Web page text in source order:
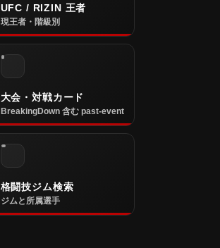
UFC / RIZIN 王者
現王者・階級別
大会・対戦カード
BreakingDown 含む past-event
格闘技ジム検索
ジムと所属選手